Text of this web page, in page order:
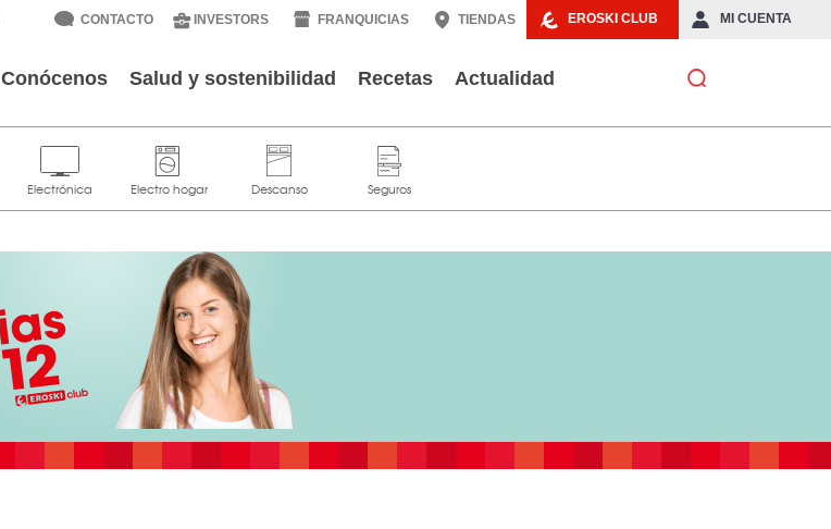
EROSKI CLUB MI CUENTA
CONTACTO INVESTORS FRANQUICIAS TIENDAS
Conócenos Salud y sostenibilidad Recetas Actualidad